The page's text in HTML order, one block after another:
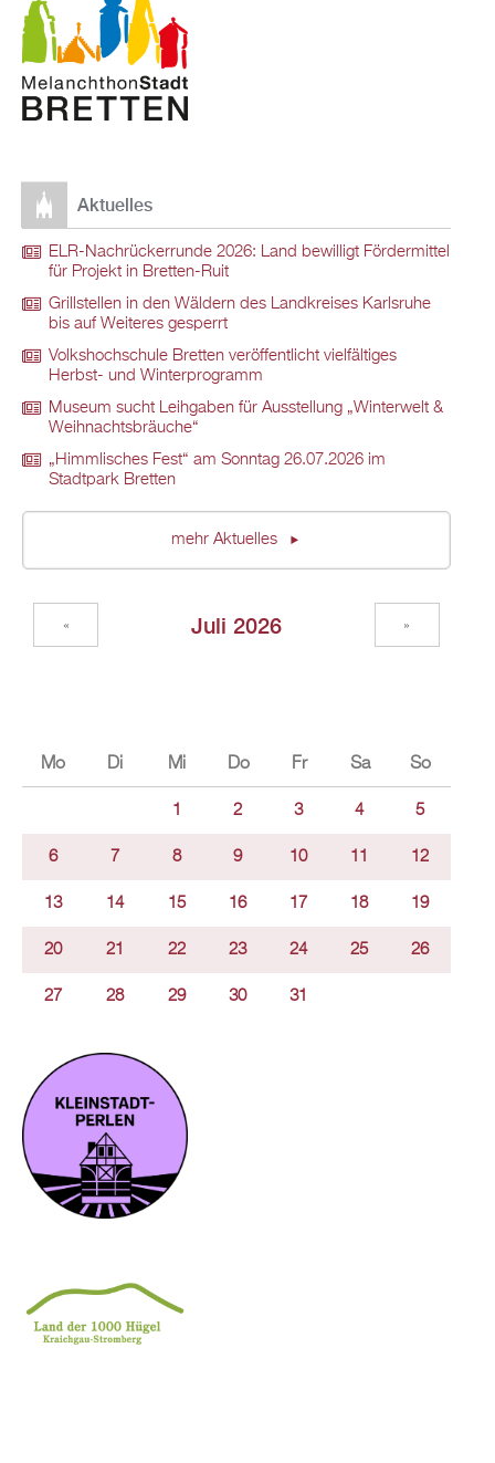
Aktuelles
ELR-Nachrückerrunde 2026: Land bewilligt Fördermittel
für Projekt in Bretten-Ruit
Grillstellen in den Wäldern des Landkreises Karlsruhe
bis auf Weiteres gesperrt
Volkshochschule Bretten veröffentlicht vielfältiges
Herbst- und Winterprogramm
Museum sucht Leihgaben für Ausstellung „Winterwelt &
Weihnachtsbräuche“
„Himmlisches Fest“ am Sonntag 26.07.2026 im
Stadtpark Bretten
mehr Aktuelles
Juli 2026
« »
Mo Di Mi Do Fr Sa So
1 2 3 4 5
6 7 8 9 10 11 12
13 14 15 16 17 18 19
20 21 22 23 24 25 26
27 28 29 30 31